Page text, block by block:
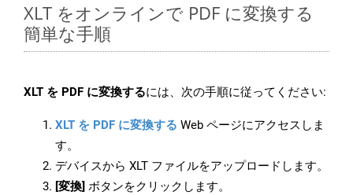
XLT をオンラインで PDF に変換する
簡単な手順
XLT を PDF に変換するには、次の手順に従ってください:
XLT を PDF に変換する Web ページにアクセスしま
す。
デバイスから XLT ファイルをアップロードします。
[変換] ボタンをクリックします。